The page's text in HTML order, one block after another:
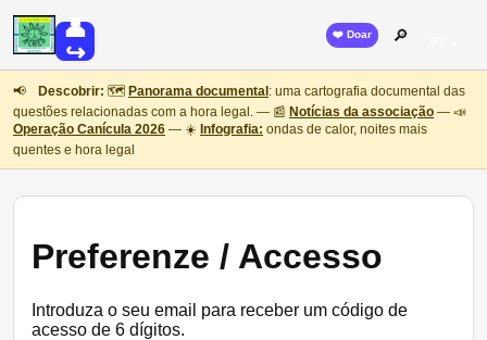
👤
↪
❤️ Doar 🔎
📢 Descobrir: 🗺️ Panorama documental : uma cartografia documental das
questões relacionadas com a hora legal. — 📰 Notícias da associação — 📣
Operação Canícula 2026 — ☀️ Infografia: ondas de calor, noites mais
quentes e hora legal
Preferenze / Accesso
Introduza o seu email para receber um código de
acesso de 6 dígitos.